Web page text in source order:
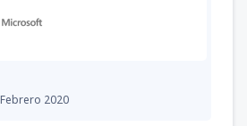
Febrero 2020